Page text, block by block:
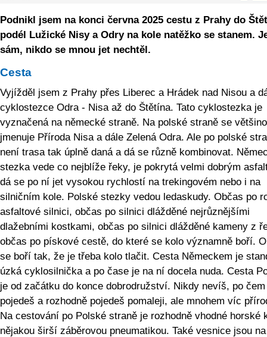
Podnikl jsem na konci června 2025 cestu z Prahy do
podél Lužické Nisy a Odry na kole natěžko se stanem.
sám, nikdo se mnou jet nechtěl.
Cesta
Vyjížděl jsem z Prahy přes Liberec a Hrádek nad Nisou a
cyklostezce Odra - Nisa až do Štětína. Tato cyklostezka je
vyznačená na německé straně. Na polské straně se
jmenuje Příroda Nisa a dále Zelená Odra. Ale po polské
není trasa tak úplně daná a dá se různě kombinovat.
stezka vede co nejblíže řeky, je pokrytá velmi dobrým
dá se po ní jet vysokou rychlostí na trekingovém nebo i na
silničním kole. Polské stezky vedou ledaskudy. Občas po
asfaltové silnici, občas po silnici dlážděné nejrůznějšími
dlažebními kostkami, občas po silnici dlážděné kameny z
občas po pískové cestě, do které se kolo významně boří.
se boří tak, že je třeba kolo tlačit. Cesta Německem je
úzká cyklosilnička a po čase je na ní docela nuda. Cesta
je od začátku do konce dobrodružství. Nikdy nevíš, po čem
pojedeš a rozhodně pojedeš pomaleji, ale mnohem víc
Na cestování po Polské straně je rozhodně vhodné horské
nějakou širší záběrovou pneumatikou. Také vesnice jsou